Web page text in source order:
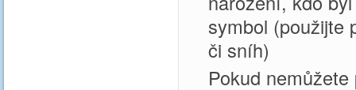
symbol (použijte
či sníh)
Pokud